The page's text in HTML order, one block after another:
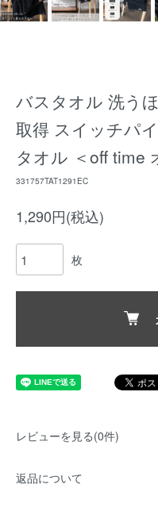
バスタオル 洗う
取得 スイッチパ
タオル ＜off time
331757TAT1291EC
1,290円(税込)
枚
レビューを見る(0件)
返品について